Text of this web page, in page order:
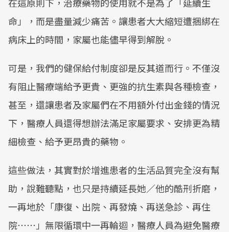
命」，而是盡量減少痛苦。讓患者大大縮短遭捆綁在
病床上的時間，家屬也能儘早得到解脫。
可是，我們的健保給付制度卻是反其道而行。不僅沒
有阻止醫療端給予更貴、更強的抗生素與各種檢查，
甚至，還讓患者及家屬們在不用額外付出金錢的情況
下，醫療人員還得想辦法滿足家屬要求、安排更為精
細檢查、給予更昂貴的藥物。
這些做法，其實對於增進患者的生活品質完全沒有幫
助，說難聽點，也只是持續延長她／他的酷刑折磨，
一再地於「康復、出院、再發燒、再送急診、再住
院⋯⋯」無限循環中一再輪迴，醫療人員為避免醫療